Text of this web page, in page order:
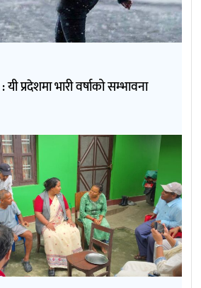
प्रदेशमा भारी वर्षाको सम्भावना